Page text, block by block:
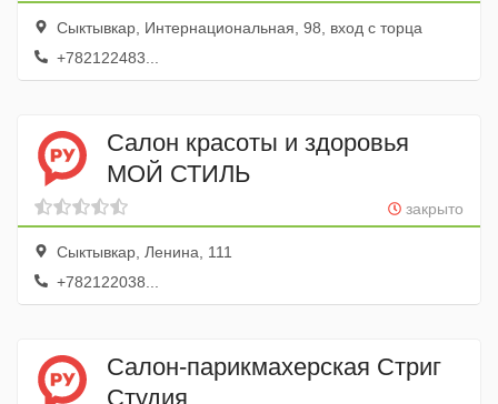
Сыктывкар, Интернациональная, 98, вход с торца
+782122483...
Салон красоты и здоровья
МОЙ СТИЛЬ
закрыто
Сыктывкар, Ленина, 111
+782122038...
Салон-парикмахерская Стриг
Студия